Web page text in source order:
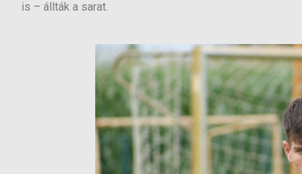
is – állták a sarat.